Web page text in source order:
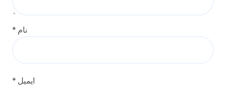
نام *
ایمیل *